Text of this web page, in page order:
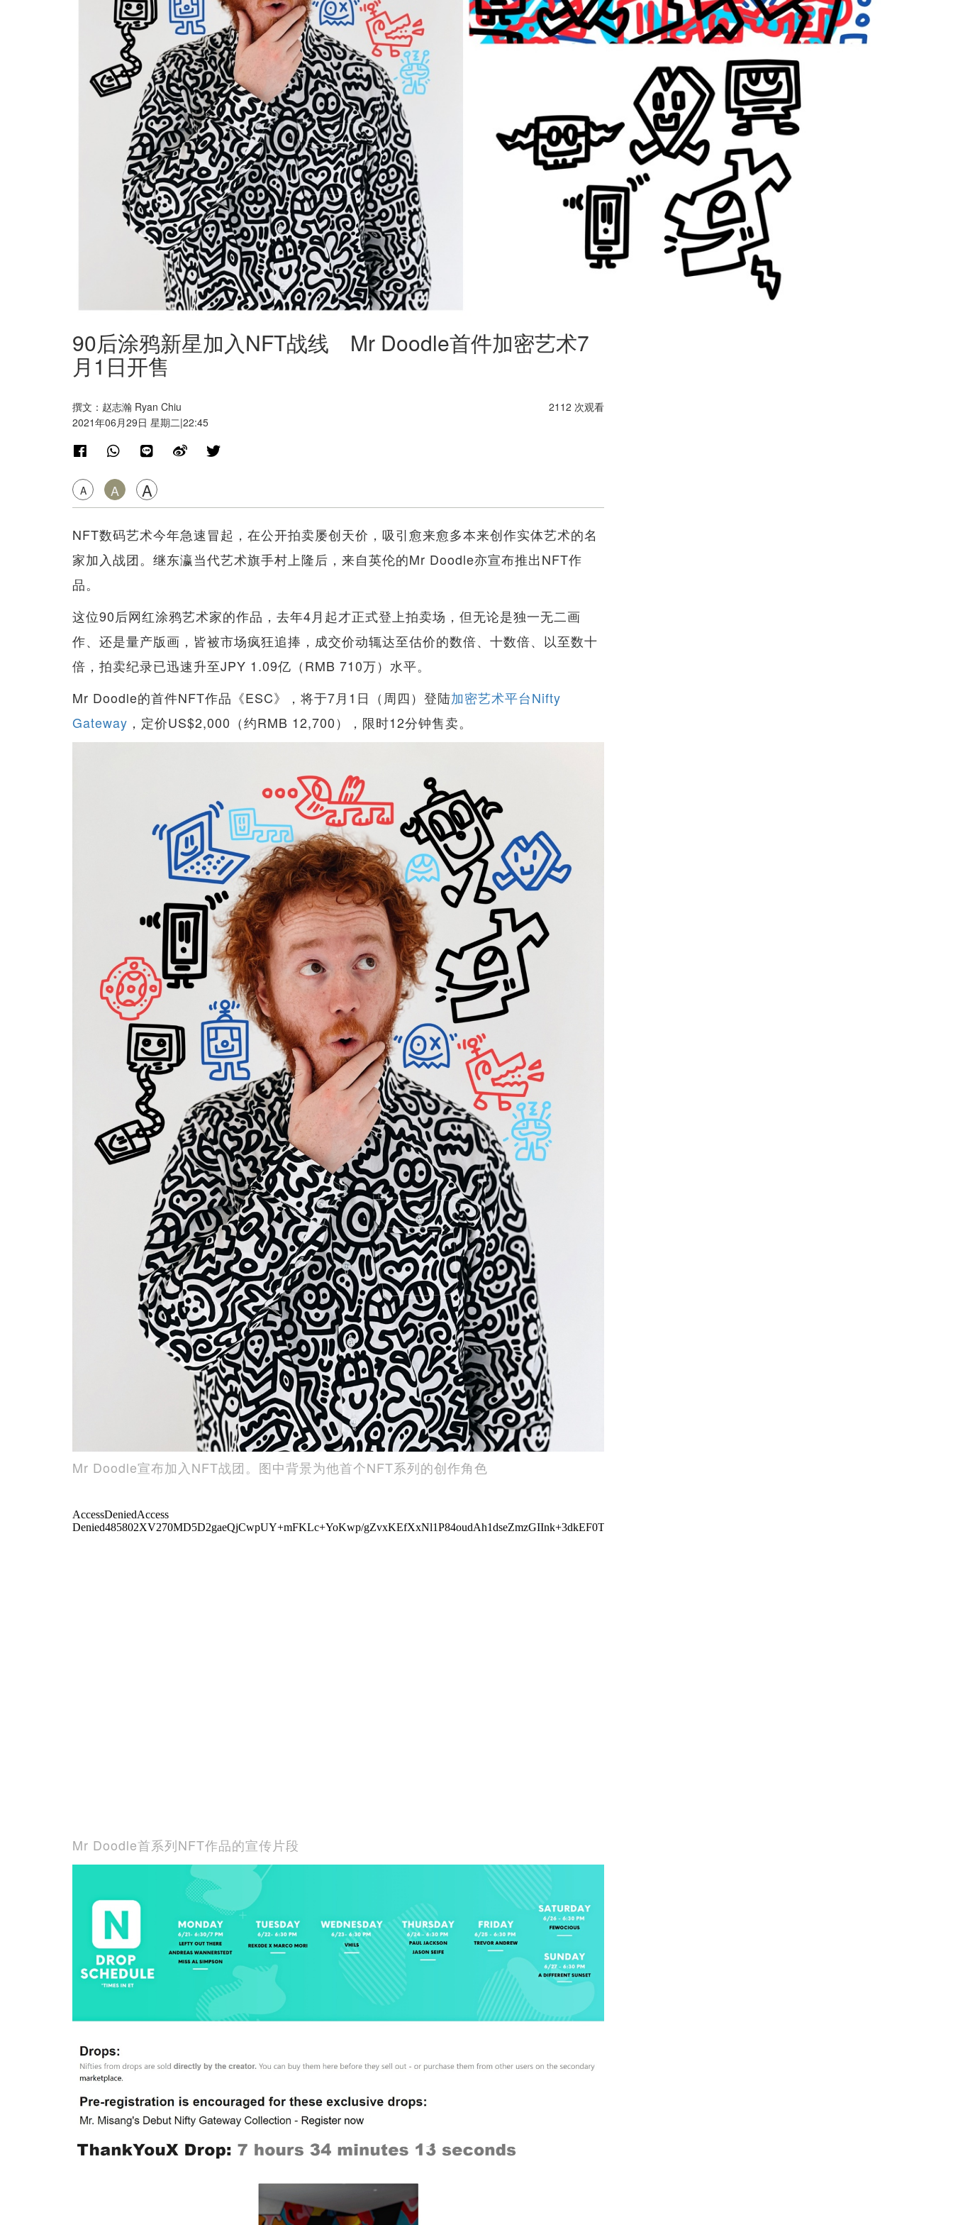
90后涂鸦新星加入NFT战线 Mr Doodle首件加密艺术7
月1日开售
撰文：赵志瀚 Ryan Chiu
2021年06月29日 星期二|22:45
A A A
2112 次观看
NFT数码艺术今年急速冒起，在公开拍卖屡创天价，吸引愈来愈多本来创作实体艺术的名
家加入战团。继东瀛当代艺术旗手村上隆后，来自英伦的Mr Doodle亦宣布推出NFT作
品。
这位90后网红涂鸦艺术家的作品，去年4月起才正式登上拍卖场，但无论是独一无二画
作、还是量产版画，皆被市场疯狂追捧，成交价动辄达至估价的数倍、十数倍、以至数十
倍，拍卖纪录已迅速升至JPY 1.09亿（RMB 710万）水平。
Mr Doodle的首件NFT作品《ESC》，将于7月1日（周四）登陆加密艺术平台Nifty
Gateway ，定价US$2,000（约RMB 12,700），限时12分钟售卖。
Mr Doodle宣布加入NFT战团。图中背景为他首个NFT系列的创作角色
Mr Doodle首系列NFT作品的宣传片段